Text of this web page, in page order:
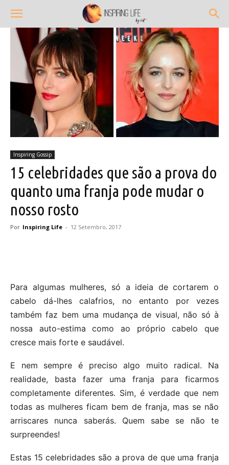
Inspiring Gossip
15 celebridades que são a prova do
quanto uma franja pode mudar o
nosso rosto
Por Inspiring Life - 12 Setembro, 2017
Para algumas mulheres, só a ideia de cortarem o
cabelo dá-lhes calafrios, no entanto por vezes
também faz bem uma mudança de visual, não só à
nossa auto-estima como ao próprio cabelo que
cresce mais forte e saudável.
E nem sempre é preciso algo muito radical. Na
realidade, basta fazer uma franja para ficarmos
completamente diferentes. Sim, é verdade que nem
todas as mulheres ficam bem de franja, mas se não
arriscares nunca saberás. Quem sabe se não te
surpreendes!
Estas 15 celebridades são a prova de que uma franja